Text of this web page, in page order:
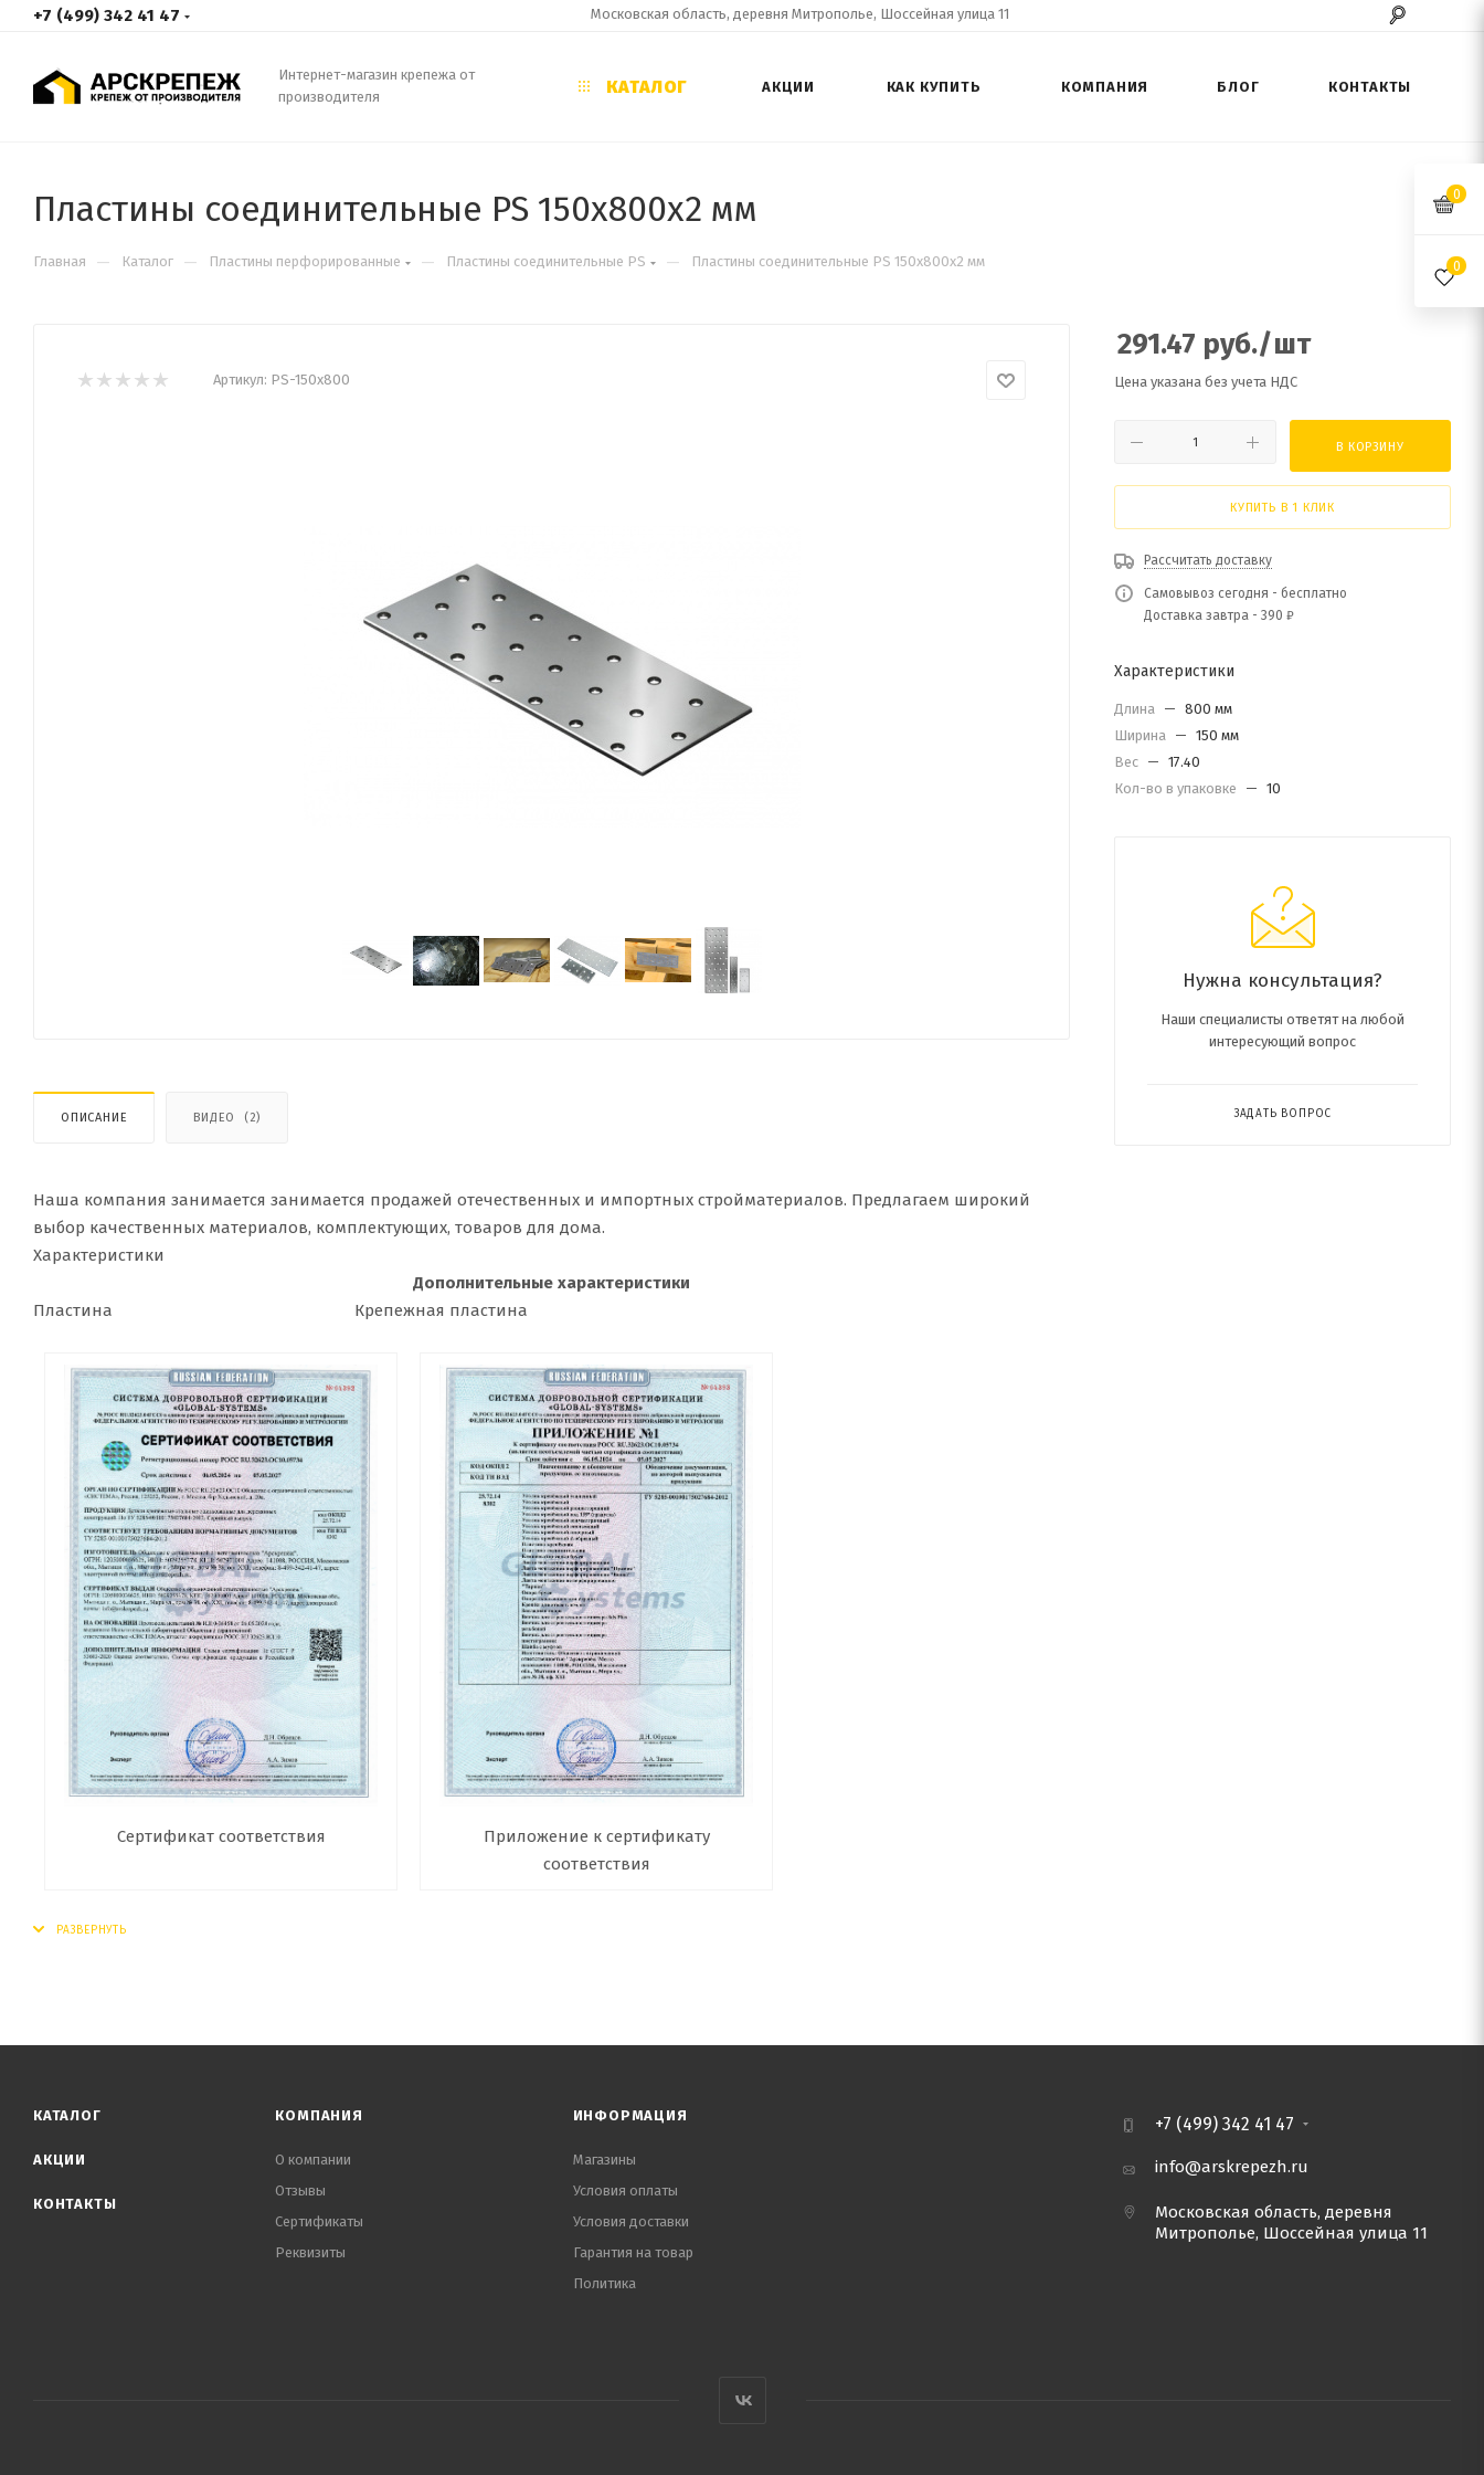
+7 (499) 342 41 47 Московская область, деревня Митрополье, Шоссейная улица 11
Интернет-магазин крепежа от
производителя
КАТАЛОГ АКЦИИ КАК КУПИТЬ КОМПАНИЯ БЛОГ КОНТАКТЫ
Пластины соединительные PS 150х800х2 мм
Главная — Каталог — Пластины перфорированные — Пластины соединительные PS — Пластины соединительные PS 150х800х2 мм
Артикул: PS-150х800
ОПИСАНИЕ ВИДЕО (2)
Наша компания занимается занимается продажей отечественных и импортных стройматериалов. Предлагаем широкий
выбор качественных материалов, комплектующих, товаров для дома.
Характеристики
Дополнительные характеристики
Пластина
Крепежная пластина
Сертификат соответствия
Приложение к сертификату
соответствия
291.47 руб./шт
Цена указана без учета НДС
В КОРЗИНУ
КУПИТЬ В 1 КЛИК
Рассчитать доставку
Самовывоз сегодня - бесплатно
Доставка завтра - 390 ₽
Характеристики
Длина — 800 мм
Ширина — 150 мм
Вес — 17.40
Кол-во в упаковке
— 10
Нужна консультация?
Наши специалисты ответят на любой
интересующий вопрос
ЗАДАТЬ ВОПРОС
КАТАЛОГ
АКЦИИ
КОНТАКТЫ
КОМПАНИЯ
О компании
Отзывы
Сертификаты
Реквизиты
ИНФОРМАЦИЯ
Магазины
Условия оплаты
Условия доставки
Гарантия на товар
Политика
+7 (499) 342 41 47
info@arskrepezh.ru
Московская область, деревня
Митрополье, Шоссейная улица 11
0
0